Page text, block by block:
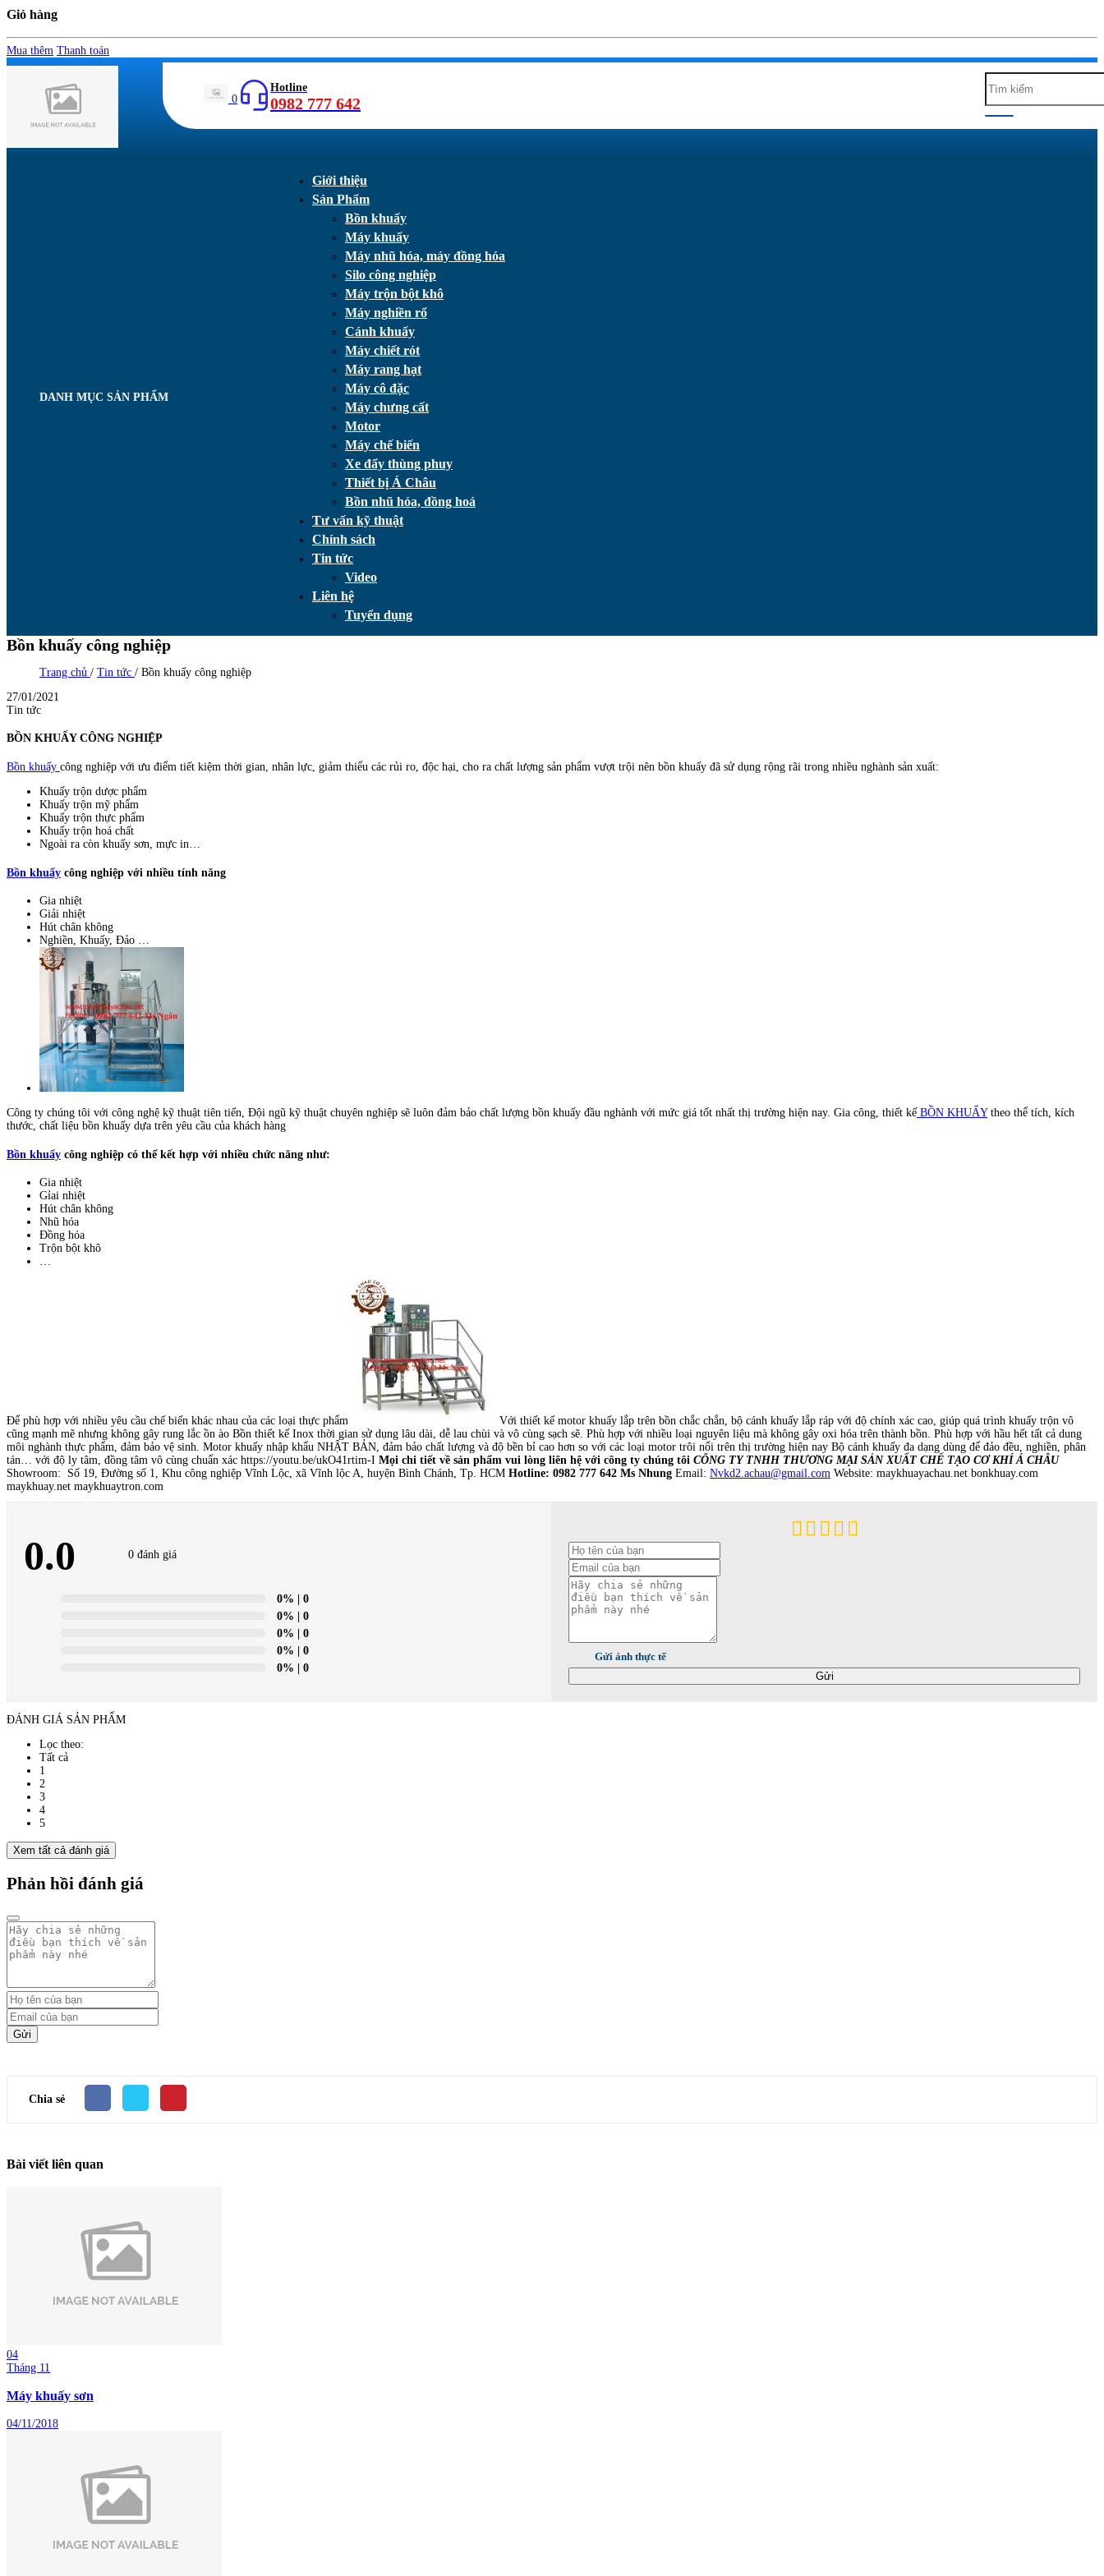
Giỏ hàng
Mua thêm Thanh toán
0
Hotline
0982 777 642
DANH MỤC SẢN PHẨM
Giới thiệu
Sản Phẩm
Bồn khuấy
Máy khuấy
Máy nhũ hóa, máy đồng hóa
Silo công nghiệp
Máy trộn bột khô
Máy nghiền rổ
Cánh khuấy
Máy chiết rót
Máy rang hạt
Máy cô đặc
Máy chưng cất
Motor
Máy chế biến
Xe đẩy thùng phuy
Thiết bị Á Châu
Bồn nhũ hóa, đồng hoá
Tư vấn kỹ thuật
Chính sách
Tin tức
Video
Liên hệ
Tuyển dụng
Bồn khuấy công nghiệp
Trang chủ / Tin tức / Bồn khuấy công nghiệp
27/01/2021
Tin tức
BỒN KHUẤY CÔNG NGHIỆP
Bồn khuấy công nghiệp với ưu điểm tiết kiệm thời gian, nhân lực, giảm thiểu các rủi ro, độc hại, cho ra chất lượng sản phẩm vượt trội nên bồn khuấy đã sử dụng rộng rãi trong nhiều nghành sản xuất:
Khuấy trộn dược phẩm
Khuấy trộn mỹ phẩm
Khuấy trộn thực phẩm
Khuấy trộn hoá chất
Ngoài ra còn khuấy sơn, mực in…
Bồn khuấy công nghiệp với nhiều tính năng
Gia nhiệt
Giải nhiệt
Hút chân không
Nghiền, Khuấy, Đảo …
Công ty chúng tôi với công nghệ kỹ thuật tiên tiến, Đội ngũ kỹ thuật chuyên nghiệp sẽ luôn đảm bảo chất lượng bồn khuấy đầu nghành với mức giá tốt nhất thị trường hiện nay. Gia công, thiết kế BỒN KHUẤYtheo thể tích, kích
thước, chất liệu bồn khuấy dựa trên yêu cầu của khách hàng
Bồn khuấy công nghiệp có thể kết hợp với nhiều chức năng như:
Gia nhiệt
Gỉai nhiệt
Hút chân không
Nhũ hóa
Đồng hóa
Trộn bột khô
…
Để phù hợp với nhiều yêu cầu chế biến khác nhau của các loại thực phẩm
Với thiết kế motor khuấy lắp trên bồn chắc chắn, bộ cánh khuấy lắp ráp với độ chính xác cao, giúp quá trình khuấy trộn vô
cũng mạnh mẽ nhưng không gây rung lắc ồn ào Bồn thiết kế Inox thời gian sử dụng lâu dài, dễ lau chùi và vô cùng sạch sẽ. Phù hợp với nhiều loại nguyên liệu mà không gây oxi hóa trên thành bồn. Phù hợp với hầu hết tất cả dung
môi nghành thực phẩm, đảm bảo vệ sinh. Motor khuấy nhập khẩu NHẬT BẢN, đảm bảo chất lượng và độ bền bỉ cao hơn so với các loại motor trôi nổi trên thị trường hiện nay Bộ cánh khuấy đa dạng dùng để đảo đều, nghiền, phân
tán… với độ ly tâm, đồng tâm vô cùng chuẩn xác https://youtu.be/ukO41rtim-I Mọi chi tiết về sản phẩm vui lòng liên hệ với công ty chúng tôi CÔNG TY TNHH THƯƠNG MẠI SẢN XUẤT CHẾ TẠO CƠ KHÍ Á CHÂU
Showroom: Số 19, Đường số 1, Khu công nghiệp Vĩnh Lộc, xã Vĩnh lộc A, huyện Bình Chánh, Tp. HCM Hotline: 0982 777 642 Ms Nhung Email: Nvkd2.achau@gmail.com Website: maykhuayachau.net bonkhuay.com
maykhuay.net maykhuaytron.com
0.0 0 đánh giá
0% | 0
0% | 0
0% | 0
0% | 0
0% | 0
Gửi ảnh thực tế
Gửi
ĐÁNH GIÁ SẢN PHẨM
Lọc theo:
Tất cả
1
2
3
4
5
Xem tất cả đánh giá
Phản hồi đánh giá
Gửi
Chia sẻ
Bài viết liên quan
04
Tháng 11
Máy khuấy sơn
04/11/2018